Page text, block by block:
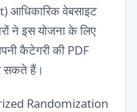
आधिकारिक वेबसाइट
ने इस योजना के लिए
कैटेगरी की PDF
सकते हैं।
Randomization